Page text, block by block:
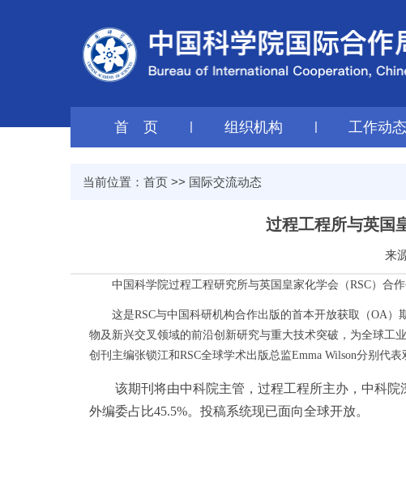
首 页 | 组织机构 | 工作动态
当前位置： 首页 >> 国际交流动态
过程工程所与英国
来
中国科学院过程工程研究所与英国皇家化学会（RSC）合作
这是RSC与中国科研机构合作出版的首本开放获取（OA）
物及新兴交叉领域的前沿创新研究与重大技术突破，为全球工
创刊主编张锁江和RSC全球学术出版总监Emma Wilson分别代表
该期刊将由中科院主管，过程工程所主办，中科院
外编委占比45.5%。投稿系统现已面向全球开放。